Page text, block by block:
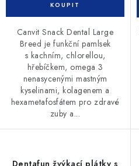
Canvit Snack Dental Large
Breed je funkční pamlsek
s kachním, chlorellou,
hřebíčkem, omega 3
nenasycenými mastným
kyselinami, kolagenem a
hexametafosfátem pro zdravé
zuby a...
Dentafun žvýkací plátky s